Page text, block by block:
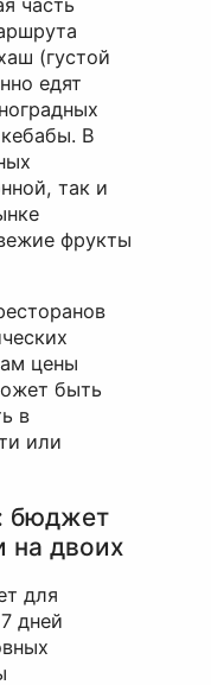
часть
(густой
едят
В
так и
фрукты
цены
быть
в
или
бюджет
на двоих
для
дней